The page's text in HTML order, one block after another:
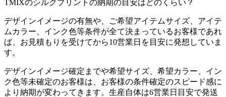
TMIXのシルクプリントの納期の目安はどのくらい？
デザインイメージの有無や、ご希望アイテムサイズ、アイテ
ムカラー、インク色等条件が全て決まっているお客様であれ
ば、お見積もりを受けてから10営業日を目安に発想 していま
す。
デザインイメージ確定までや希望サイズ、希望カラー、イン
ク色等未確定のお客様は、お客様の条件確定のスピード感に
より納期が変わってきます。 生産自体は6営業日目安で発送